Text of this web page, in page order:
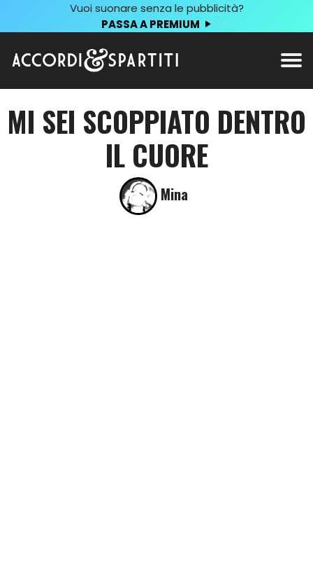
Vuoi suonare senza le pubblicità?
PASSA A PREMIUM
MI SEI SCOPPIATO DENTRO
IL CUORE
Mina